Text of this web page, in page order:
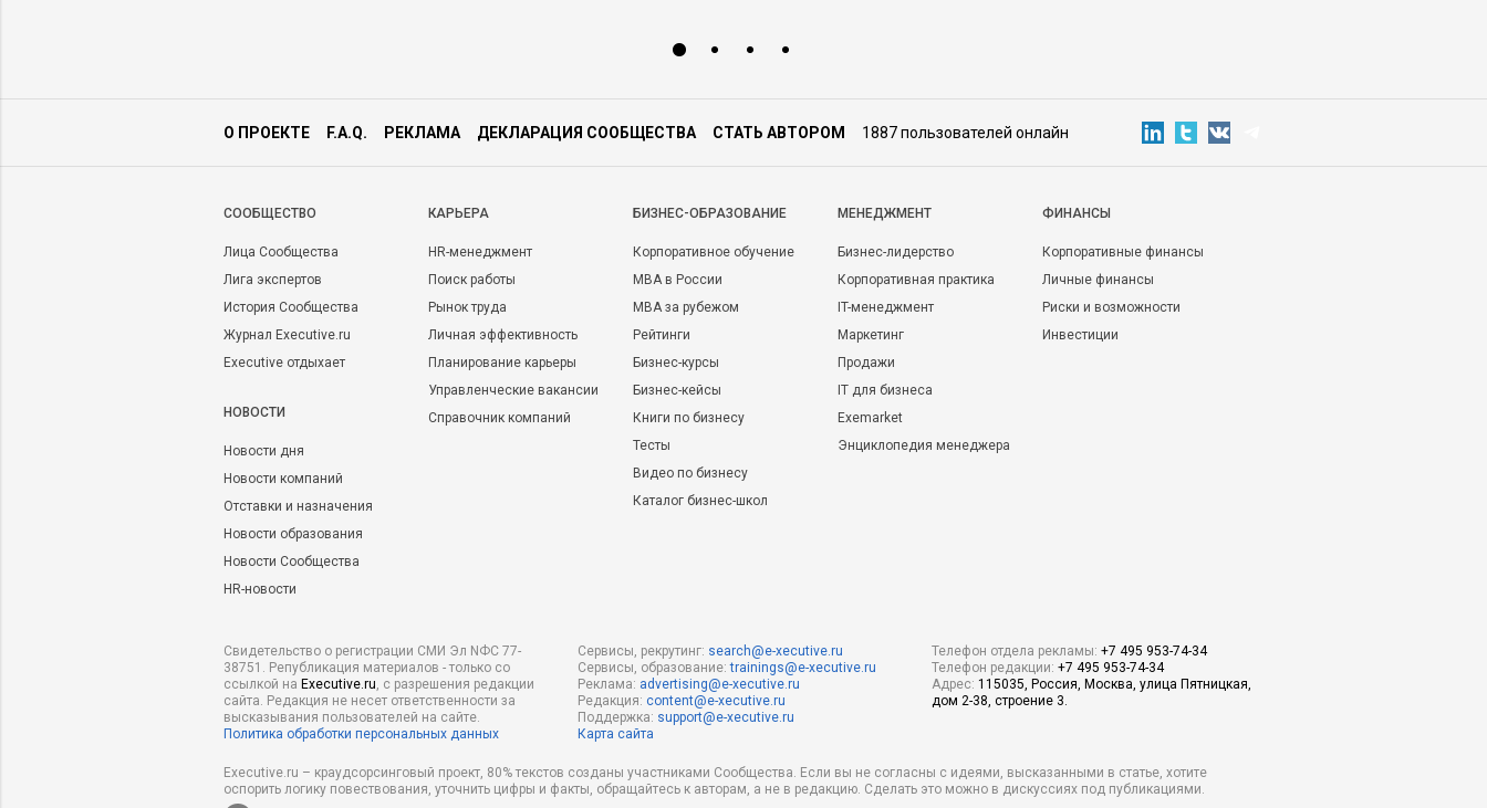
О ПРОЕКТЕ F.A.Q. РЕКЛАМА ДЕКЛАРАЦИЯ СООБЩЕСТВА СТАТЬ АВТОРОМ 1887 пользователей онлайн
CООБЩЕСТВО
Лица Сообщества
Лига экспертов
История Сообщества
Журнал Executive.ru
Executive отдыхает
НОВОСТИ
Новости дня
Новости компаний
Отставки и назначения
Новости образования
Новости Сообщества
HR-новости
КАРЬЕРА
HR-менеджмент
Поиск работы
Рынок труда
Личная эффективность
Планирование карьеры
Управленческие вакансии
Справочник компаний
БИЗНЕС-ОБРАЗОВАНИЕ
Корпоративное обучение
MBA в России
MBA за рубежом
Рейтинги
Бизнес-курсы
Бизнес-кейсы
Книги по бизнесу
Тесты
Видео по бизнесу
Каталог бизнес-школ
МЕНЕДЖМЕНТ
Бизнес-лидерство
Корпоративная практика
IT-менеджмент
Маркетинг
Продажи
IT для бизнеса
Exemarket
Энциклопедия менеджера
ФИНАНСЫ
Корпоративные финансы
Личные финансы
Риски и возможности
Инвестиции
Свидетельство о регистрации СМИ Эл NФС 77-
38751. Републикация материалов - только со
ссылкой на Executive.ru, с разрешения редакции
сайта. Редакция не несет ответственности за
высказывания пользователей на сайте.
Политика обработки персональных данных
Сервисы, рекрутинг: search@e-xecutive.ru
Сервисы, образование:trainings@e-xecutive.ru
Реклама: advertising@e-xecutive.ru
Редакция: content@e-xecutive.ru
Поддержка: support@e-xecutive.ru
Карта сайта
Телефон отдела рекламы: +7 495 953-74-34
Телефон редакции: +7 495 953-74-34
Адрес: 115035, Россия, Москва, улица Пятницкая,
дом 2-38, строение 3.
Executive.ru – краудсорсинговый проект, 80% текстов созданы участниками Сообщества. Если вы не согласны с идеями, высказанными в статье, хотите
оспорить логику повествования, уточнить цифры и факты, обращайтесь к авторам, а не в редакцию. Сделать это можно в дискуссиях под публикациями.